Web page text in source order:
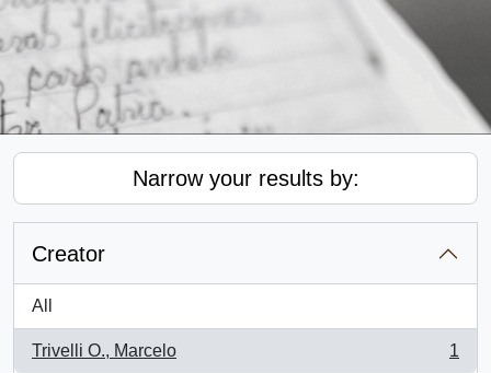
Narrow your results by:
Creator
All
Trivelli O., Marcelo
, 1 results
1